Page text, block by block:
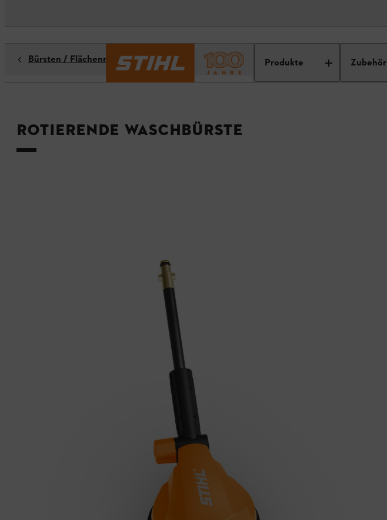
Produkte Zubehör
Bürsten / Flächenreiniger
Rotierende Waschbürste